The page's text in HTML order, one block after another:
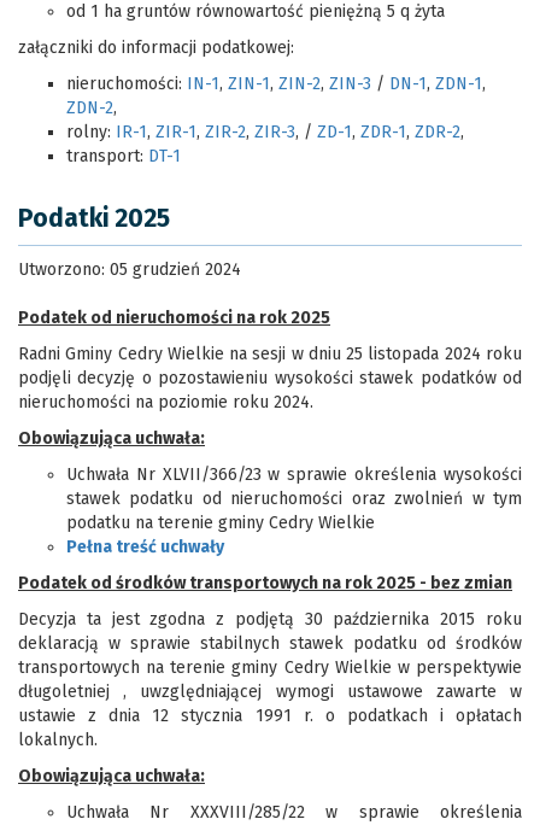
od 1 ha gruntów równowartość pieniężną 5 q żyta
załączniki do informacji podatkowej:
nieruchomości: IN-1, ZIN-1, ZIN-2, ZIN-3 / DN-1, ZDN-1,
ZDN-2,
rolny: IR-1, ZIR-1, ZIR-2, ZIR-3, / ZD-1, ZDR-1, ZDR-2,
transport: DT-1
Podatki 2025
Utworzono: 05 grudzień 2024
Podatek od nieruchomości na rok 2025
Radni Gminy Cedry Wielkie na sesji w dniu 25 listopada 2024 roku
podjęli decyzję o pozostawieniu wysokości stawek podatków od
nieruchomości na poziomie roku 2024.
Obowiązująca uchwała:
Uchwała Nr XLVII/366/23 w sprawie określenia wysokości
stawek podatku od nieruchomości oraz zwolnień w tym
podatku na terenie gminy Cedry Wielkie
Pełna treść uchwały
Podatek od środków transportowych na rok 2025 - bez zmian
Decyzja ta jest zgodna z podjętą 30 października 2015 roku
deklaracją w sprawie stabilnych stawek podatku od środków
transportowych na terenie gminy Cedry Wielkie w perspektywie
długoletniej , uwzględniającej wymogi ustawowe zawarte w
ustawie z dnia 12 stycznia 1991 r. o podatkach i opłatach
lokalnych.
Obowiązująca uchwała:
Uchwała Nr XXXVIII/285/22 w sprawie określenia